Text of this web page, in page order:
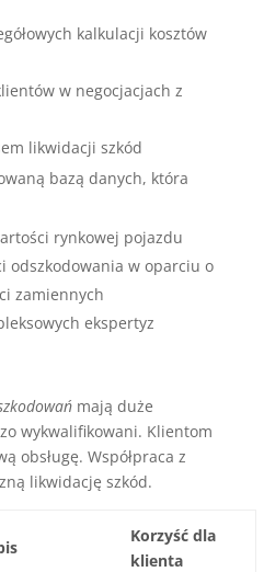
kalkulacji kosztów
w negocjacjach z
likwidacji szkód
bazą danych, która
rynkowej pojazdu
odszkodowania w oparciu o
zamiennych
ekspertyz
mają duże
wykwalifikowani. Klientom
obsługę. Współpraca z
likwidację szkód.
Korzyść dla
klienta